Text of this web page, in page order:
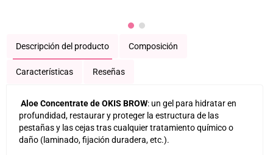
Descripción del producto Composición
Características Reseñas
Aloe Concentrate de OKIS BROW: un gel para hidratar en
profundidad, restaurar y proteger la estructura de las
pestañas y las cejas tras cualquier tratamiento químico o
daño (laminado, fijación duradera, etc.).